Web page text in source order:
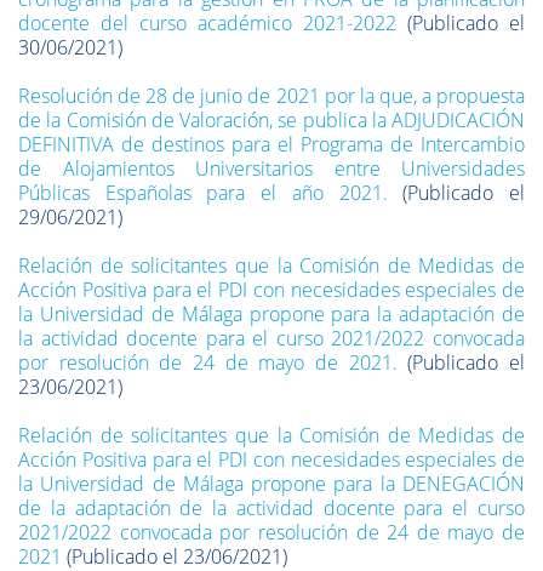
docente del curso académico 2021-2022 (Publicado el
30/06/2021)
Resolución de 28 de junio de 2021 por la que, a propuesta
de la Comisión de Valoración, se publica la ADJUDICACIÓN
DEFINITIVA de destinos para el Programa de Intercambio
de Alojamientos Universitarios entre Universidades
Públicas Españolas para el año 2021. (Publicado el
29/06/2021)
Relación de solicitantes que la Comisión de Medidas de
Acción Positiva para el PDI con necesidades especiales de
la Universidad de Málaga propone para la adaptación de
la actividad docente para el curso 2021/2022 convocada
por resolución de 24 de mayo de 2021. (Publicado el
23/06/2021)
Relación de solicitantes que la Comisión de Medidas de
Acción Positiva para el PDI con necesidades especiales de
la Universidad de Málaga propone para la DENEGACIÓN
de la adaptación de la actividad docente para el curso
2021/2022 convocada por resolución de 24 de mayo de
2021 (Publicado el 23/06/2021)